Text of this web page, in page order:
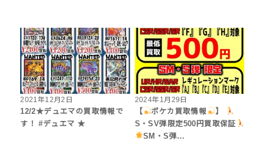
2021年12月2日
12/2★デュエマの買取情報で
す！ #デュエマ ★
2024年1月29日
【
ポケカ買取情報
】
S・SV弾限定500円買取保証
SM・S弾…